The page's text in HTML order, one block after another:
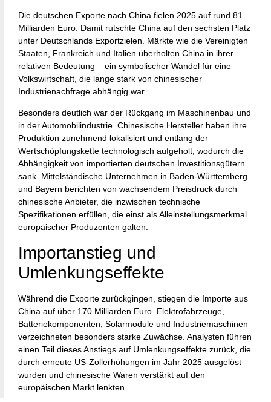
Die deutschen Exporte nach China fielen 2025 auf rund 81
Milliarden Euro. Damit rutschte China auf den sechsten Platz
unter Deutschlands Exportzielen. Märkte wie die Vereinigten
Staaten, Frankreich und Italien überholten China in ihrer
relativen Bedeutung – ein symbolischer Wandel für eine
Volkswirtschaft, die lange stark von chinesischer
Industrienachfrage abhängig war.
Besonders deutlich war der Rückgang im Maschinenbau und
in der Automobilindustrie. Chinesische Hersteller haben ihre
Produktion zunehmend lokalisiert und entlang der
Wertschöpfungskette technologisch aufgeholt, wodurch die
Abhängigkeit von importierten deutschen Investitionsgütern
sank. Mittelständische Unternehmen in Baden-Württemberg
und Bayern berichten von wachsendem Preisdruck durch
chinesische Anbieter, die inzwischen technische
Spezifikationen erfüllen, die einst als Alleinstellungsmerkmal
europäischer Produzenten galten.
Importanstieg und
Umlenkungseffekte
Während die Exporte zurückgingen, stiegen die Importe aus
China auf über 170 Milliarden Euro. Elektrofahrzeuge,
Batteriekomponenten, Solarmodule und Industriemaschinen
verzeichneten besonders starke Zuwächse. Analysten führen
einen Teil dieses Anstiegs auf Umlenkungseffekte zurück, die
durch erneute US-Zollerhöhungen im Jahr 2025 ausgelöst
wurden und chinesische Waren verstärkt auf den
europäischen Markt lenkten.